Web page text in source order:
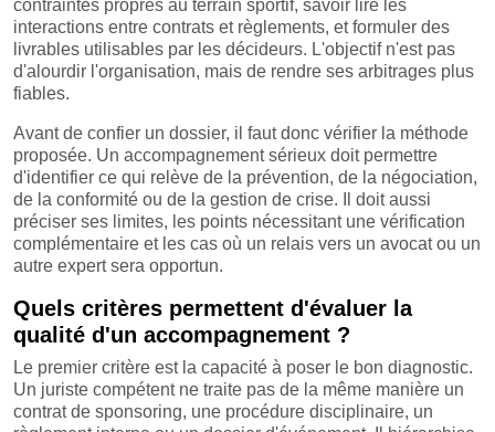
contraintes propres au terrain sportif, savoir lire les
interactions entre contrats et règlements, et formuler des
livrables utilisables par les décideurs. L'objectif n'est pas
d'alourdir l'organisation, mais de rendre ses arbitrages plus
fiables.
Avant de confier un dossier, il faut donc vérifier la méthode
proposée. Un accompagnement sérieux doit permettre
d'identifier ce qui relève de la prévention, de la négociation,
de la conformité ou de la gestion de crise. Il doit aussi
préciser ses limites, les points nécessitant une vérification
complémentaire et les cas où un relais vers un avocat ou un
autre expert sera opportun.
Quels critères permettent d'évaluer la
qualité d'un accompagnement ?
Le premier critère est la capacité à poser le bon diagnostic.
Un juriste compétent ne traite pas de la même manière un
contrat de sponsoring, une procédure disciplinaire, un